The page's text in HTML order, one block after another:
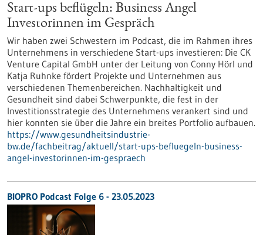
Start-ups beflügeln: Business Angel
Investorinnen im Gespräch
Wir haben zwei Schwestern im Podcast, die im Rahmen ihres
Unternehmens in verschiedene Start-ups investieren: Die CK
Venture Capital GmbH unter der Leitung von Conny Hörl und
Katja Ruhnke fördert Projekte und Unternehmen aus
verschiedenen Themenbereichen. Nachhaltigkeit und
Gesundheit sind dabei Schwerpunkte, die fest in der
Investitionsstrategie des Unternehmens verankert sind und
hier konnten sie über die Jahre ein breites Portfolio aufbauen.
https://www.gesundheitsindustrie-
bw.de/fachbeitrag/aktuell/start-ups-befluegeln-business-
angel-investorinnen-im-gespraech
BIOPRO Podcast Folge 6 - 23.05.2023